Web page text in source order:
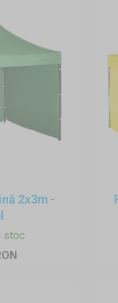
multe feluri. În
înaltă calitate.
fără probleme și în
rapida este
poate să
laterale care se
necesar să găuriți
pavilioanelor cu
sunt necesare
2x3m -
stoc